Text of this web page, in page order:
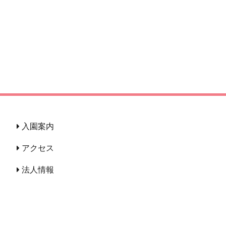
入園案内
アクセス
法人情報